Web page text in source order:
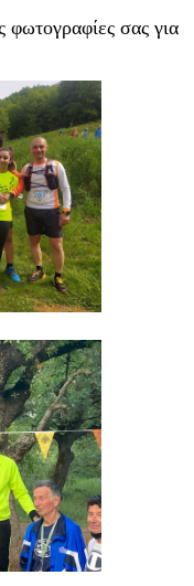
φωτογραφίες σας για